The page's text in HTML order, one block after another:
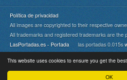
OK
This website uses cookies to ensure you get the
Política de privacidad
All images are copyrighted to their respective
All trademarks and registered trademarks are the
LasPortadas.es - Portada las portadas 0.015s